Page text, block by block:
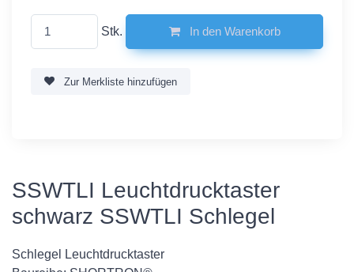
Stk. In den Warenkorb
Zur Merkliste hinzufügen
SSWTLI Leuchtdrucktaster
schwarz SSWTLI Schlegel
Schlegel Leuchtdrucktaster